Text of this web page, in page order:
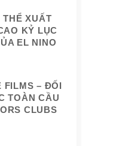
THỂ XUẤT
KỶ LỤC
EL NINO
FILMS – ĐỐI
TOÀN CẦU
CLUBS